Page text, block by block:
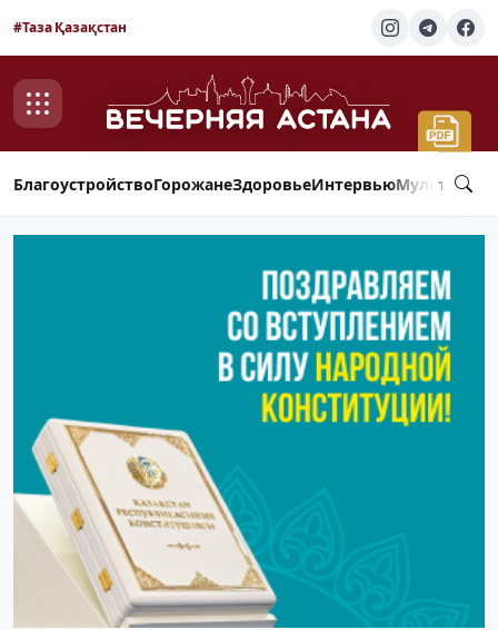
#Таза Қазақстан
БлагоустройствоГорожанеЗдоровьеИнтервью